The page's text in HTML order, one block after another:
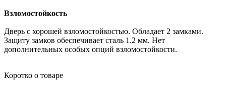
Взломостойкость
Дверь с хорошей взломостойкостью. Обладает 2 замками.
Защиту замков обеспечивает сталь 1.2 мм. Нет
дополнительных особых опций взломостойкости.
Коротко о товаре